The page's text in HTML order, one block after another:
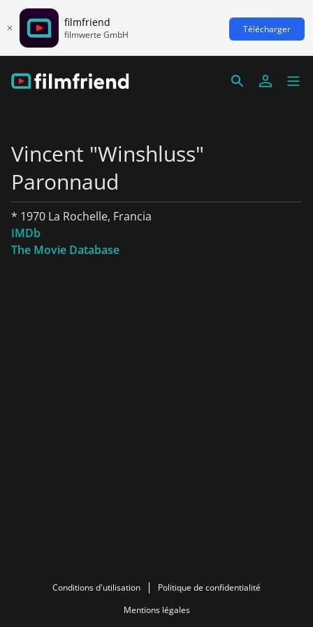
filmfriend
filmwerte GmbH Télécharger
Vincent "Winshluss"
Paronnaud
* 1970 La Rochelle, Francia
IMDb
The Movie Database
Conditions d'utilisation
Politique de confidentialité
Mentions légales